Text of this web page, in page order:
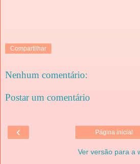
Compartilhar
Nenhum comentário:
Postar um comentário
‹ Página inicial
Ver versão para a